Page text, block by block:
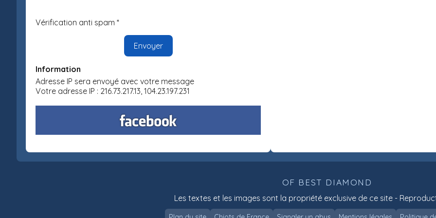
Vérification anti spam *
Information
Adresse IP sera envoyé avec votre message
Votre adresse IP : 216.73.217.13, 104.23.197.231
OF BEST DIAMOND
Les textes et les images sont la propriété exclusive de ce site -